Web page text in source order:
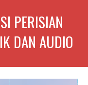
PERISIAN
DAN AUDIO